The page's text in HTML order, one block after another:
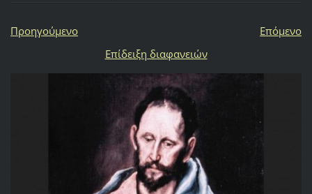
Προηγούμενο
Επόμενο
Επίδειξη διαφανειών